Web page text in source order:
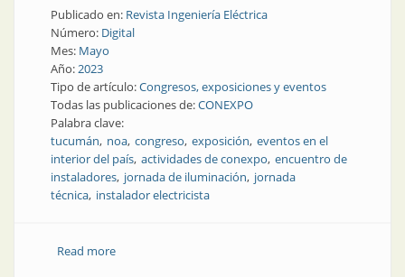
Publicado en: Revista Ingeniería Eléctrica
Número: Digital
Mes: Mayo
Año:2023
Tipo de artículo:Congresos, exposiciones y eventos
Todas las publicaciones de:CONEXPO
Palabra clave:
tucumán noa congreso exposición eventos en el
interior del país actividades de conexpo encuentro de
instaladores jornada de iluminación jornada
técnica instalador electricista
Read moreabout Cada vez más empresas se suman a CONEXPO